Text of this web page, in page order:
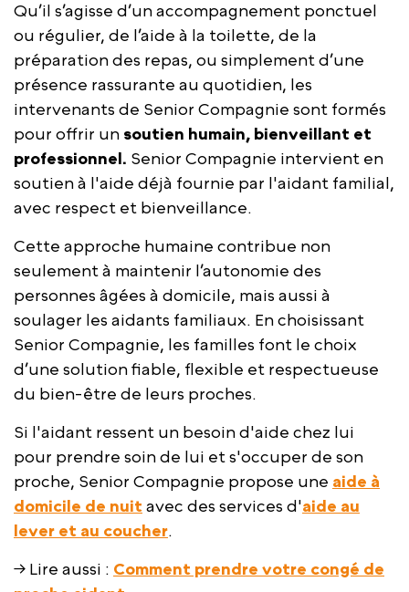
Qu’il s’agisse d’un accompagnement ponctuel
ou régulier, de l’aide à la toilette, de la
préparation des repas, ou simplement d’une
présence rassurante au quotidien, les
intervenants de Senior Compagnie sont formés
pour offrir un soutien humain, bienveillant et
professionnel. Senior Compagnie intervient en
soutien à l'aide déjà fournie par l'aidant familial,
avec respect et bienveillance.
Cette approche humaine contribue non
seulement à maintenir l’autonomie des
personnes âgées à domicile, mais aussi à
soulager les aidants familiaux. En choisissant
Senior Compagnie, les familles font le choix
d’une solution fiable, flexible et respectueuse
du bien-être de leurs proches.
Si l'aidant ressent un besoin d'aide chez lui
pour prendre soin de lui et s'occuper de son
proche, Senior Compagnie propose une aide à
domicile de nuitavec des services d'aide au
lever et au coucher.
→ Lire aussi : Comment prendre votre congé de